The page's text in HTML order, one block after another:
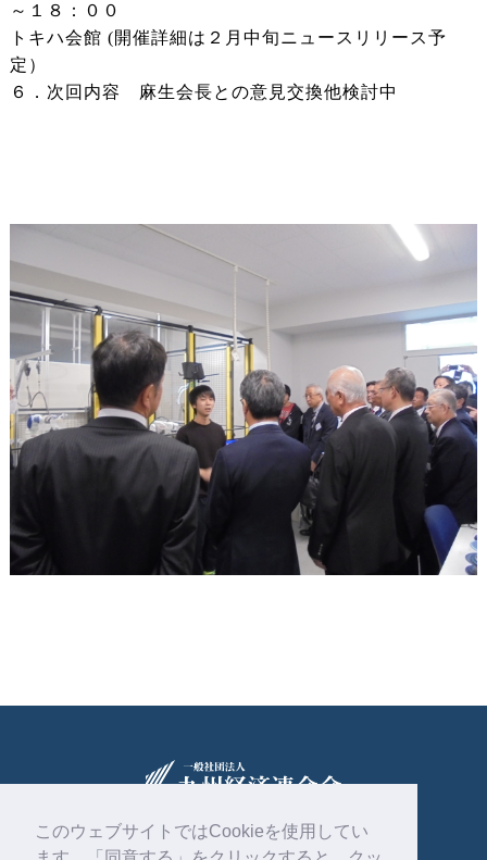
このウェブサイトではCookieを使用してい
～１８：００
トキハ会館 (開催詳細は２月中旬ニュースリリース予
定）
６．次回内容 麻生会長との意見交換他検討中
〒810-0004